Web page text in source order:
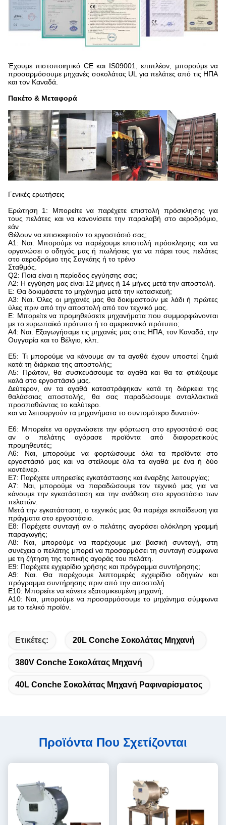
Έχουμε πιστοποιητικό CE και IS09001, επιπλέον, μπορούμε να
προσαρμόσουμε μηχανές σοκολάτας UL για πελάτες από τις ΗΠΑ
και τον Καναδά.
Πακέτο & Μεταφορά
Γενικές ερωτήσεις
Ερώτηση 1: Μπορείτε να παρέχετε επιστολή πρόσκλησης για
τους πελάτες και να κανονίσετε την παραλαβή στο αεροδρόμιο,
εάν
Θέλουν να επισκεφτούν το εργοστάσιό σας;
Α1: Ναι. Μπορούμε να παρέχουμε επιστολή πρόσκλησης και να
οργανώσει ο οδηγός μας ή πωλήσεις για να πάρει τους πελάτες
στο αεροδρόμιο της Σαγκάης ή το τρένο
Σταθμός.
Q2: Ποια είναι η περίοδος εγγύησης σας;
Α2: Η εγγύηση μας είναι 12 μήνες ή 14 μήνες μετά την αποστολή.
Ε: Θα δοκιμάσετε το μηχάνημα μετά την κατασκευή;
Α3: Ναι. Όλες οι μηχανές μας θα δοκιμαστούν με λάδι ή πρώτες
ύλες πριν από την αποστολή από τον τεχνικό μας.
Ε: Μπορείτε να προμηθεύσετε μηχανήματα που συμμορφώνονται
με το ευρωπαϊκό πρότυπο ή το αμερικανικό πρότυπο;
Α4: Ναι. Εξαγωγήσαμε τις μηχανές μας στις ΗΠΑ, τον Καναδά, την
Ουγγαρία και το Βέλγιο, κλπ.
Ε5: Τι μπορούμε να κάνουμε αν τα αγαθά έχουν υποστεί ζημιά
κατά τη διάρκεια της αποστολής;
Α5: Πρώτον, θα συσκευάσουμε τα αγαθά και θα τα φτιάξουμε
καλά στο εργοστάσιό μας.
Δεύτερον, αν τα αγαθά καταστράφηκαν κατά τη διάρκεια της
θαλάσσιας αποστολής, θα σας παραδώσουμε ανταλλακτικά
προσπαθώντας το καλύτερο.
και να λειτουργούν τα μηχανήματα το συντομότερο δυνατόν·
Ε6: Μπορείτε να οργανώσετε την φόρτωση στο εργοστάσιό σας
αν ο πελάτης αγόρασε προϊόντα από διαφορετικούς
προμηθευτές;
Α6: Ναι, μπορούμε να φορτώσουμε όλα τα προϊόντα στο
εργοστάσιό μας και να στείλουμε όλα τα αγαθά με ένα ή δύο
κοντέινερ.
Ε7: Παρέχετε υπηρεσίες εγκατάστασης και έναρξης λειτουργίας;
Α7: Ναι, μπορούμε να παραδώσουμε τον τεχνικό μας για να
κάνουμε την εγκατάσταση και την ανάθεση στο εργοστάσιο των
πελατών.
Μετά την εγκατάσταση, ο τεχνικός μας θα παρέχει εκπαίδευση για
πράγματα στο εργοστάσιο.
Ε8: Παρέχετε συνταγή αν ο πελάτης αγοράσει ολόκληρη γραμμή
παραγωγής;
Α8: Ναι, μπορούμε να παρέχουμε μια βασική συνταγή, στη
συνέχεια ο πελάτης μπορεί να προσαρμόσει τη συνταγή σύμφωνα
με τη ζήτηση της τοπικής αγοράς του πελάτη.
Ε9: Παρέχετε εγχειρίδιο χρήσης και πρόγραμμα συντήρησης;
Α9: Ναι. Θα παρέχουμε λεπτομερές εγχειρίδιο οδηγιών και
πρόγραμμα συντήρησης πριν από την αποστολή.
Ε10: Μπορείτε να κάνετε εξατομικευμένη μηχανή;
Α10: Ναι, μπορούμε να προσαρμόσουμε το μηχάνημα σύμφωνα
με το τελικό προϊόν.
Ετικέτες: 20L Conche Σοκολάτας Μηχανή
380V Conche Σοκολάτας Μηχανή
40L Conche Σοκολάτας Μηχανή Ραφιναρίσματος
Προϊόντα Που Σχετίζονται